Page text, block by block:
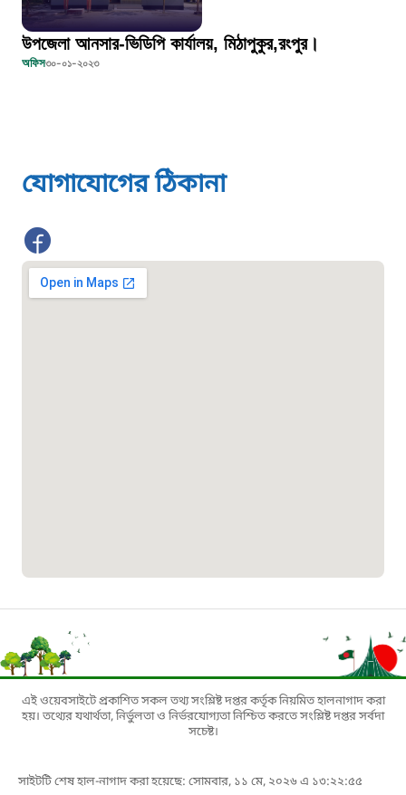
১০২
স্মার্ট ভূমি সেবা
১০৯৮
শিশু সহায়তা লাইন
১৬৪৪৫
পাসপোর্ট বাতায়ন হটলাইন
১৬১৭১
উপজেলা আনসার-ভিডিপি কার্যালয়, মিঠাপুকুর,রংপুর।
অফিস৩০-০১-২০২৩
যোগাযোগের ঠিকানা
এই ওয়েবসাইটে প্রকাশিত সকল তথ্য সংশ্লিষ্ট দপ্তর কর্তৃক নিয়মিত হালনাগাদ করা
হয়। তথ্যের যথার্থতা, নির্ভুলতা ও নির্ভরযোগ্যতা নিশ্চিত করতে সংশ্লিষ্ট দপ্তর সর্বদা
সচেষ্ট।
সাইটটি শেষ হাল-নাগাদ করা হয়েছে: সোমবার, ১১ মে, ২০২৬ এ ১৩:২২:৫৫